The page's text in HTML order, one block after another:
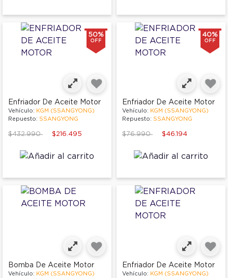
50%
OFF
Enfriador De Aceite Motor
Vehículo: KGM (SSANGYONG)
Repuesto: SSANGYONG
Price reduced from
$432.990to $216.495
40%
OFF
Enfriador De Aceite Motor
Vehículo: KGM (SSANGYONG)
Repuesto: SSANGYONG
Price reduced from
$76.990to $46.194
Bomba De Aceite Motor
Vehículo: KGM (SSANGYONG)
Enfriador De Aceite Motor
Vehículo: KGM (SSANGYONG)